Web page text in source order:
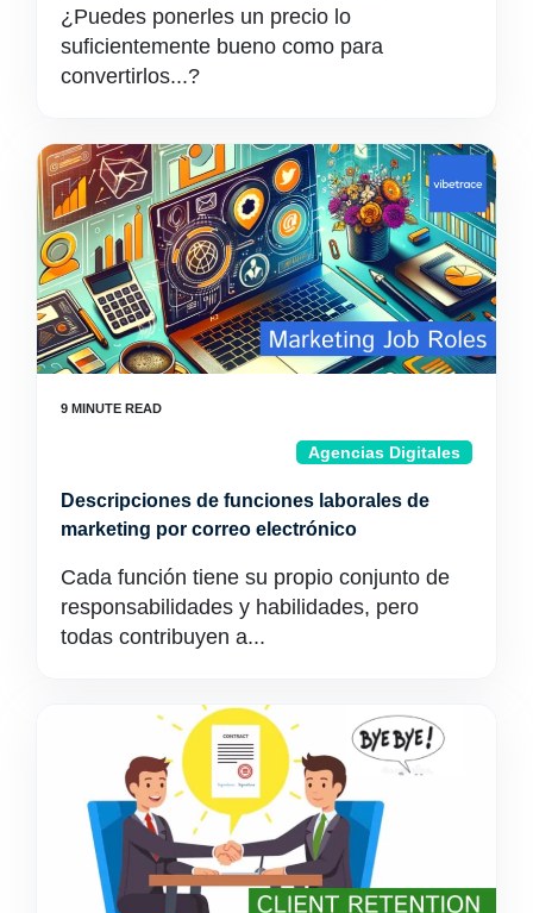
¿Puedes ponerles un precio lo
suficientemente bueno como para
convertirlos...?
Agencias Digitales
Descripciones de funciones laborales de
marketing por correo electrónico
Cada función tiene su propio conjunto de
responsabilidades y habilidades, pero
todas contribuyen a...